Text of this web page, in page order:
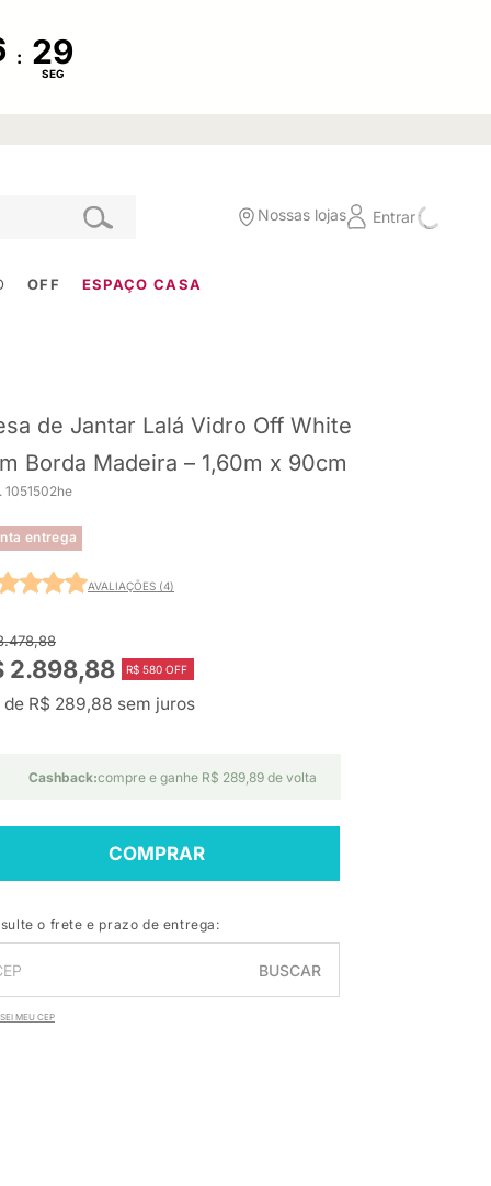
:
SEG
Nossas lojas Entrar
OFF ESPAÇO CASA
de Jantar Lalá Vidro Off White
Borda Madeira – 1,60m x 90cm
1051502he
entrega
AVALIAÇÕES (4)
2.898,88 R$ 580 OFF
de R$ 289,88 sem juros
Cashback:compre e ganhe R$ 289,89 de volta
COMPRAR
o frete e prazo de entrega:
BUSCAR
MEU CEP